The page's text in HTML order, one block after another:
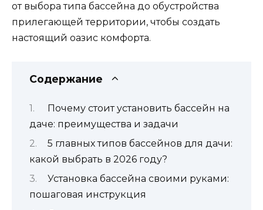
от выбора типа бассейна до обустройства
прилегающей территории, чтобы создать
настоящий оазис комфорта.
Содержание
Почему стоит установить бассейн на
даче: преимущества и задачи
5 главных типов бассейнов для дачи:
какой выбрать в 2026 году?
Установка бассейна своими руками:
пошаговая инструкция